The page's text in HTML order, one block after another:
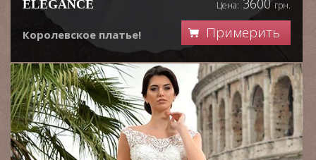
ELEGANCE
Королевское платье!
Цена: 3600грн.
Примерить